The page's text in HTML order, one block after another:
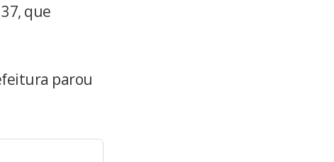
que
parou